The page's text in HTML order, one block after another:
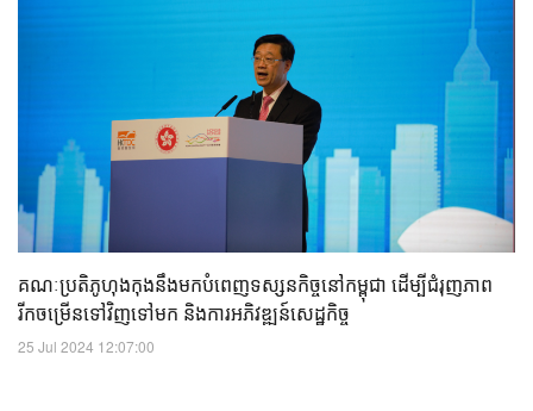
គណៈប្រតិភូហុងកុងនឹងមកបំពេញទស្សនកិច្ចនៅកម្ពុជា ដើម្បីជំរុញភាព
រីកចម្រើនទៅវិញទៅមក និងការអភិវឌ្ឍន៍សេដ្ឋកិច្ច
25 Jul 2024 12:07:00